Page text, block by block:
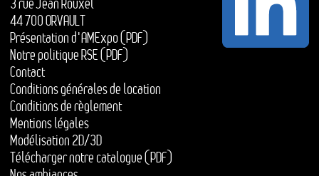
3 rue Jean Rouxel
44 700 ORVAULT
Présentation d'AMExpo (PDF)
Notre politique RSE (PDF)
Contact
Conditions générales de location
Conditions de règlement
Mentions légales
Modélisation 2D/3D
Télécharger notre catalogue (PDF)